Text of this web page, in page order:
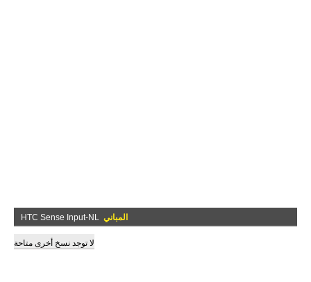
HTC Sense Input-NL المباني
لا توجد نسخ أخرى متاحة